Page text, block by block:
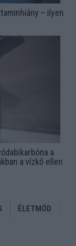
– ilyen
a
a vízkő ellen
ÉLETMÓD